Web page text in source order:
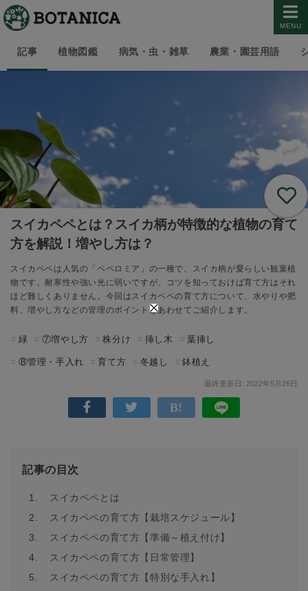
MENU
記事 植物図鑑 病気・虫・雑草 農業・園芸用語
スイカペペとは？スイカ柄が特徴的な植物の育て
方を解説！増やし方は？
スイカペペは人気の「ペペロミア」の一種で、スイカ柄が愛らしい観葉植
物です。耐寒性や強い光に弱いですが、コツを知っておけば育て方はそれ
ほど難しくありません。今回はスイカペペの育て方について、水やりや肥
料、増やし方などの管理のポイントとあわせてご紹介します。
緑 ⑦増やし方 株分け 挿し木 葉挿し
⑧管理・手入れ 育て方 冬越し 鉢植え
最終更新日: 2022年5月26日
記事の目次
1.
スイカペペとは
2.
スイカペペの育て方【栽培スケジュール】
3.
スイカペペの育て方【準備～植え付け】
4.
スイカペペの育て方【日常管理】
5.
スイカペペの育て方【特別な手入れ】